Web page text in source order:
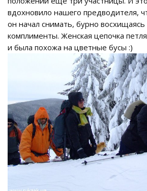
вдохновило нашего предводителя,
он начал снимать, бурно восхищаясь
комплименты. Женская цепочка
и была похожа на цветные бусы :)